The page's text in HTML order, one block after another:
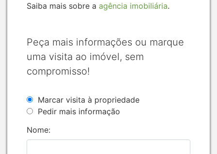
Saiba mais sobre a agência imobiliária.
Peça mais informações ou marque
uma visita ao imóvel, sem
compromisso!
Marcar visita à propriedade
Pedir mais informação
Nome: